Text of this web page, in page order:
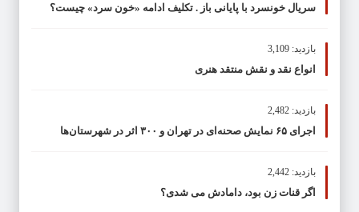
سریال خونسرد با پایانی باز . تکلیف ادامه «خون سرد» چیست؟
بازدید: 3,109
انواع نقد و نقش منتقد هنری
بازدید: 2,482
اجرای ۶۵ نمایش صحنه‌ای در تهران و ۳۰۰ اثر در شهرستان‌ها
بازدید: 2,442
اگر قنات زن بود، دامادش می شدی؟